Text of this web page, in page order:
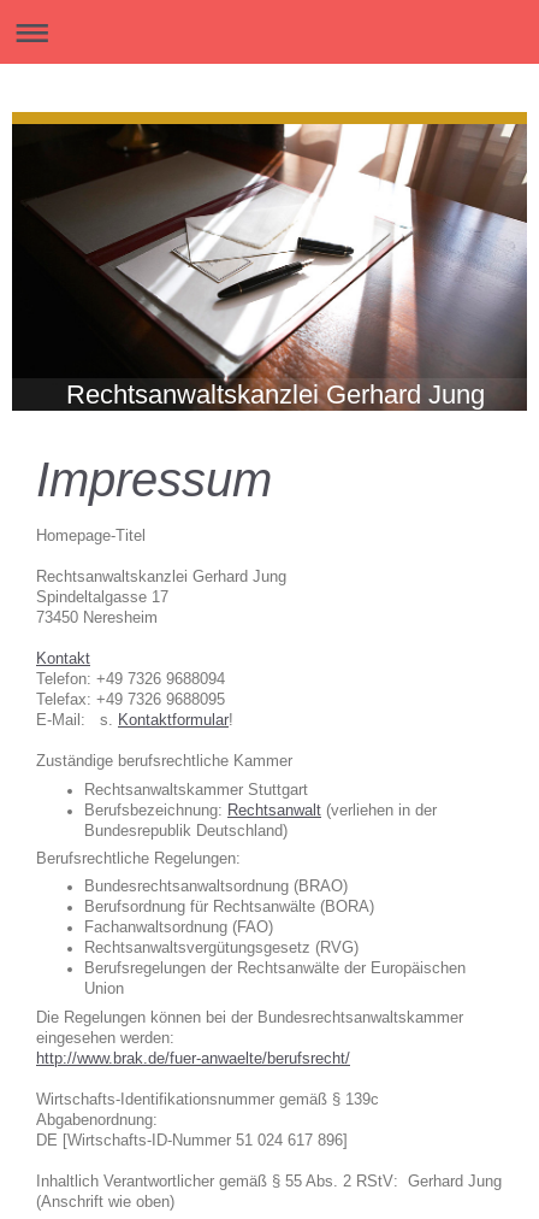
Rechtsanwaltskanzlei Gerhard Jung
Impressum
Homepage-Titel
Rechtsanwaltskanzlei Gerhard Jung
Spindeltalgasse 17
73450 Neresheim
Kontakt
Telefon: +49 7326 9688094
Telefax: +49 7326 9688095
E-Mail: s. Kontaktformular!
Zuständige berufsrechtliche Kammer
Rechtsanwaltskammer Stuttgart
Berufsbezeichnung: Rechtsanwalt (verliehen in der
Bundesrepublik Deutschland)
Berufsrechtliche Regelungen:
Bundesrechtsanwaltsordnung (BRAO)
Berufsordnung für Rechtsanwälte (BORA)
Fachanwaltsordnung (FAO)
Rechtsanwaltsvergütungsgesetz (RVG)
Berufsregelungen der Rechtsanwälte der Europäischen
Union
Die Regelungen können bei der Bundesrechtsanwaltskammer
eingesehen werden:
http://www.brak.de/fuer-anwaelte/berufsrecht/
Wirtschafts-Identifikationsnummer gemäß § 139c
Abgabenordnung:
DE [Wirtschafts-ID-Nummer 51 024 617 896]
Inhaltlich Verantwortlicher gemäß § 55 Abs. 2 RStV: Gerhard Jung
(Anschrift wie oben)